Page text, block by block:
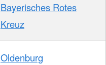
Bayerisches Rotes
Kreuz
Oldenburg